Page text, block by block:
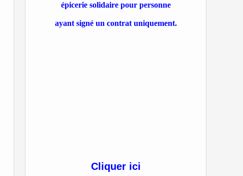
épicerie solidaire pour personne
ayant signé un contrat uniquement.
Cliquer ici